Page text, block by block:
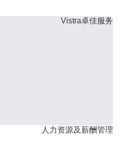
Vistra卓佳服务
人力资源及薪酬管理